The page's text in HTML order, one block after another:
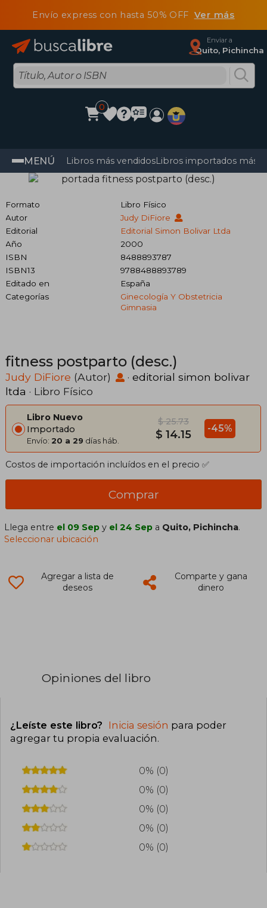
Envío express con hasta 50% OFF Ver más
Enviar a
Quito, Pichincha
0
MENÚ Libros más vendidosLibros importados más
Formato
Libro Físico
Autor
Judy DiFiore
Editorial
Editorial Simon Bolivar Ltda
Año
2000
ISBN
8488893787
ISBN13
9788488893789
Editado en
España
Categorías
Ginecología Y Obstetricia
Gimnasia
fitness postparto (desc.)
Judy DiFiore (Autor) · editorial simon bolivar
ltda · Libro Físico
Libro Nuevo
Importado
Envío: 20 a 29 días háb.
$ 25.73
$ 14.15 -45%
Costos de importación incluídos en el precio ✅
Comprar
Llega entre el 09 Sep y el 24 Sep a Quito, Pichincha.
Seleccionar ubicación
Agregar a lista de
deseos
Comparte y gana
dinero
Opiniones del libro
¿Leíste este libro? Inicia sesión para poder
agregar tu propia evaluación.
0% (0)
0% (0)
0% (0)
0% (0)
0% (0)